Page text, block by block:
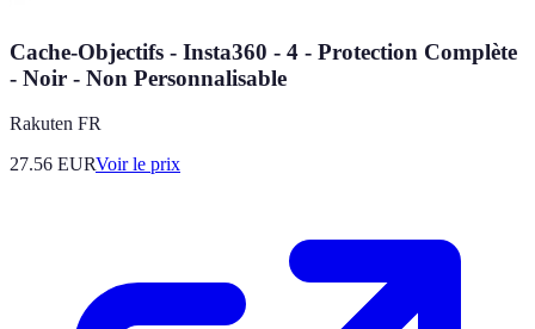
Cache-Objectifs - Insta360 - 4 - Protection Complète
- Noir - Non Personnalisable
Rakuten FR
27.56 EURVoir le prix